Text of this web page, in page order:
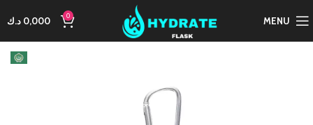
MENU
0
0,000 د.ك